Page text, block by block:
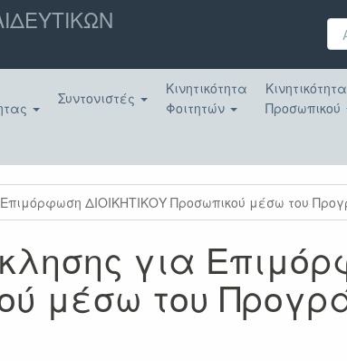
Συντονιστές
Κινητικότητα
Φοιτητών
Κινητικότητα
Προσωπικού
ΔΙΟΙΚΗΤΙΚΟΥ Προσωπικού μέσω του
για
μέσω του